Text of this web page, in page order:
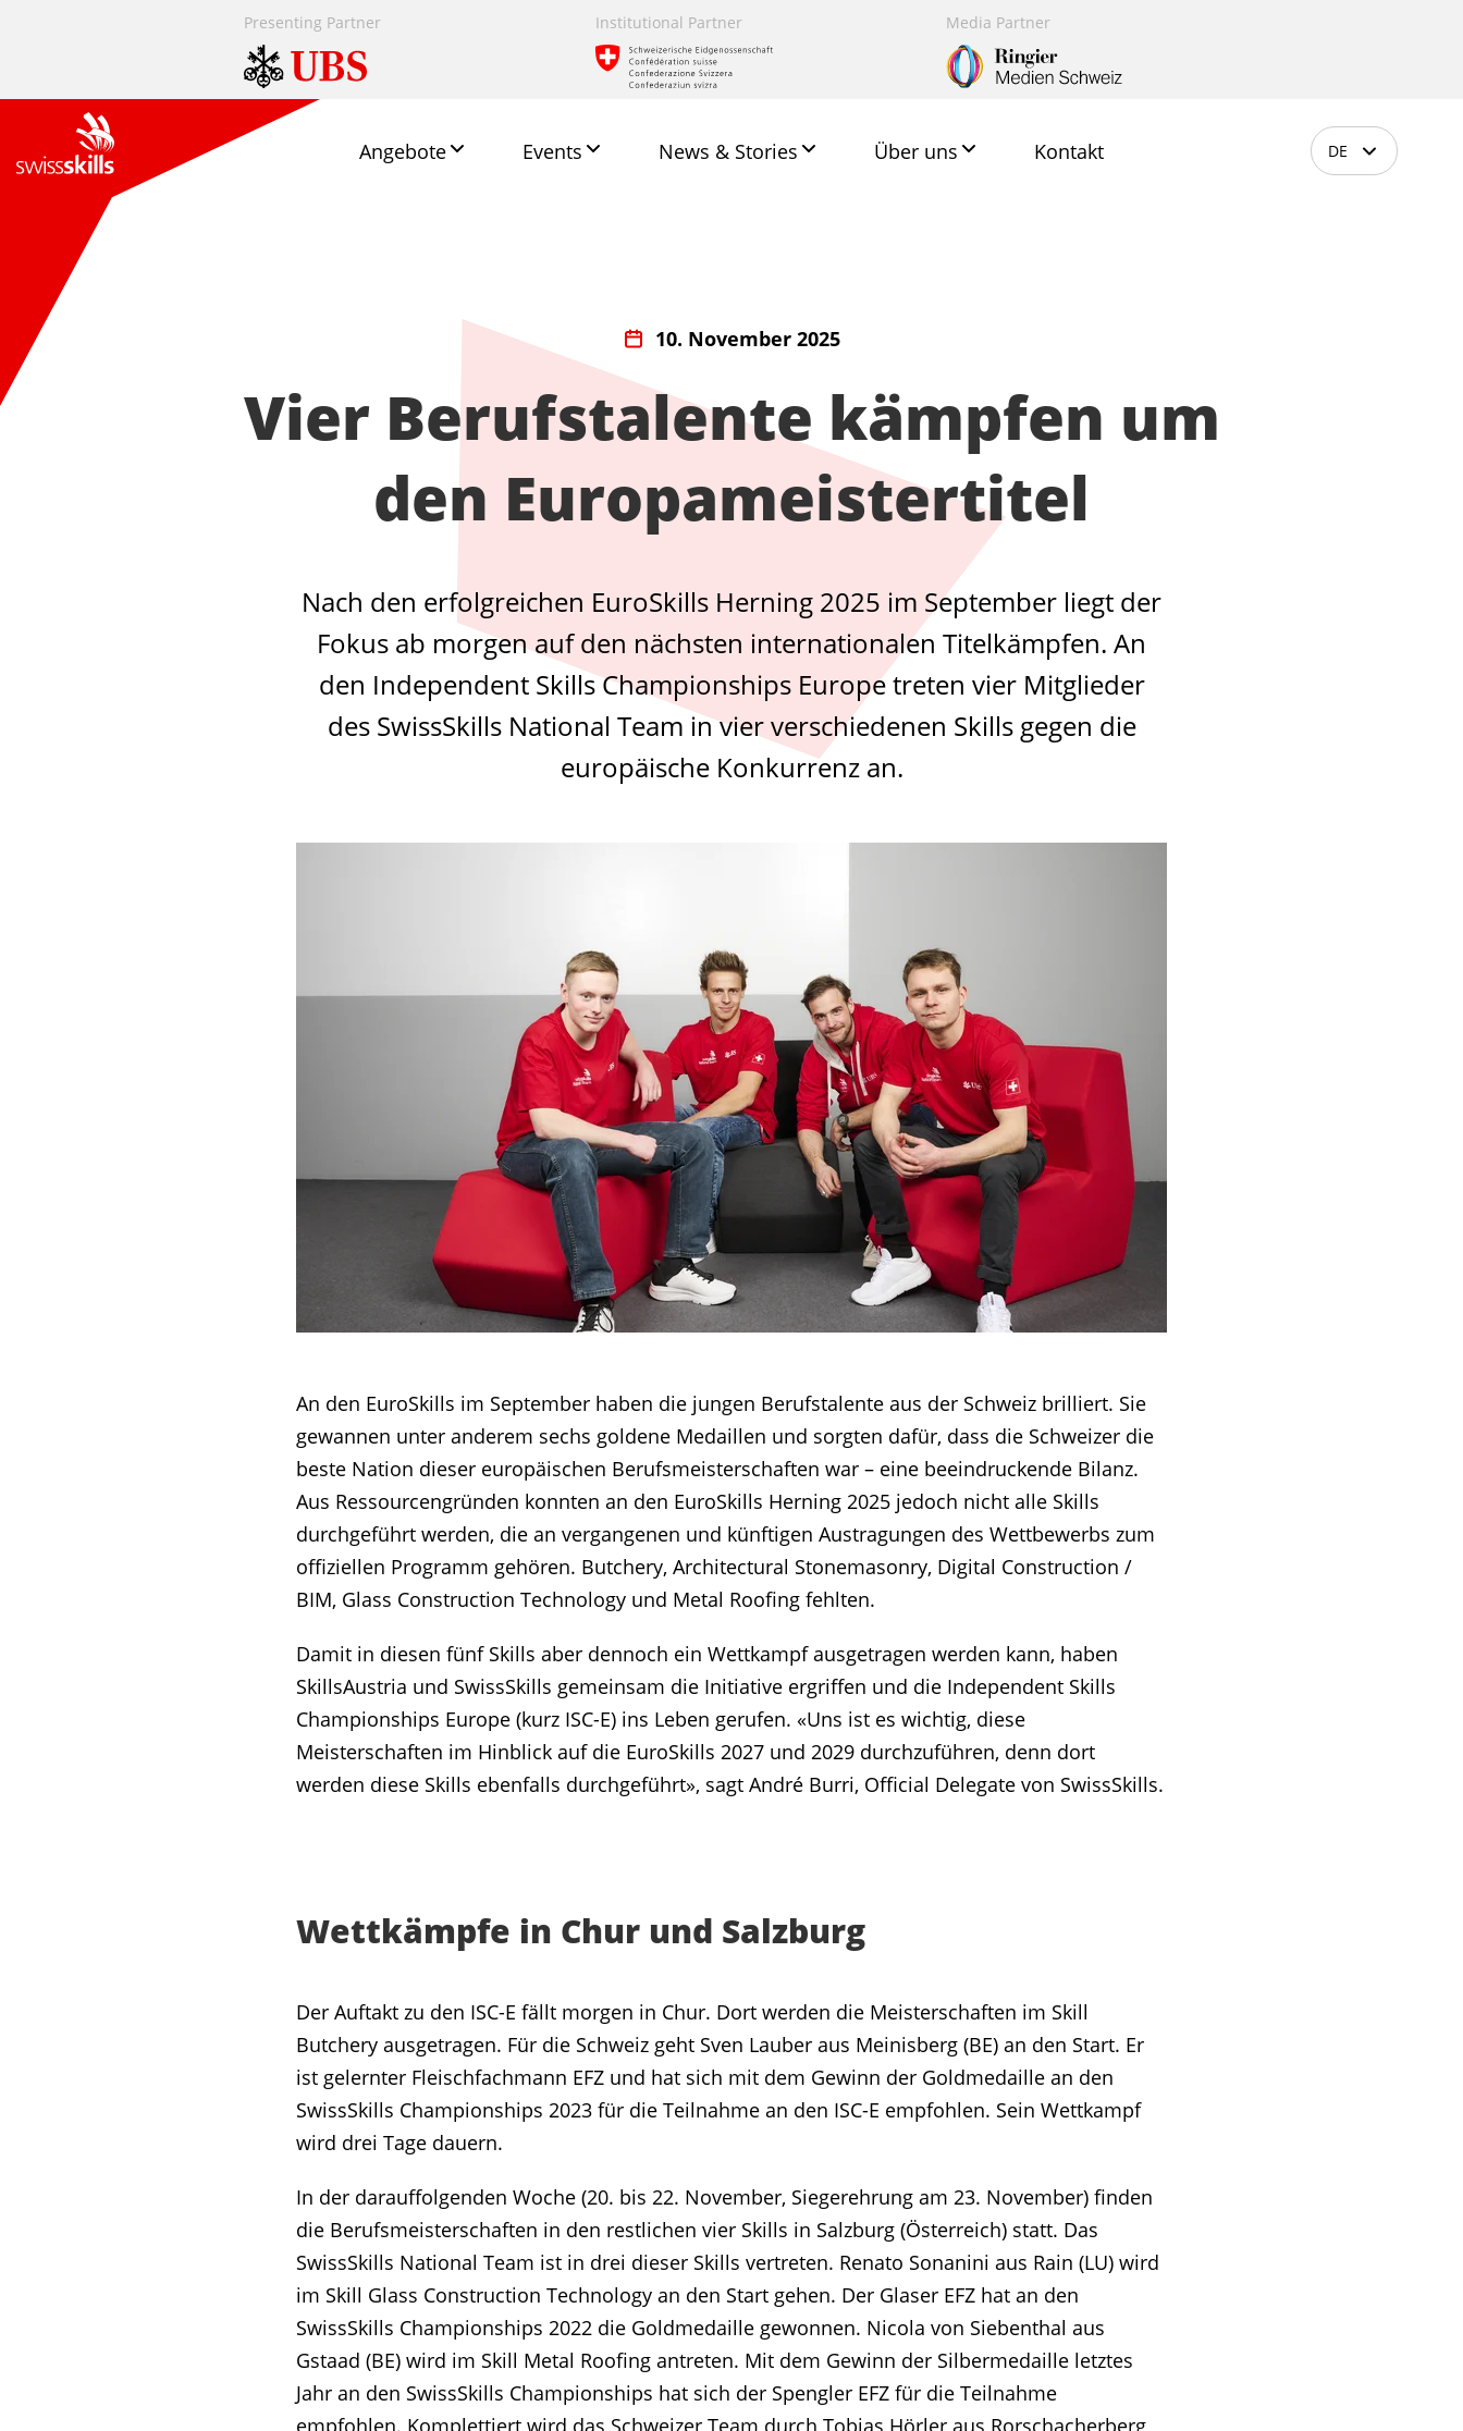
Presenting Partner Institutional Partner Media Partner
Angebote Events News & Stories Über uns Kontakt DE
10. November 2025
Vier Berufstalente kämpfen um
den Europameistertitel
Nach den erfolgreichen EuroSkills Herning 2025 im September liegt der
Fokus ab morgen auf den nächsten internationalen Titelkämpfen. An
den Independent Skills Championships Europe treten vier Mitglieder
des SwissSkills National Team in vier verschiedenen Skills gegen die
europäische Konkurrenz an.
An den EuroSkills im September haben die jungen Berufstalente aus der Schweiz brilliert. Sie
gewannen unter anderem sechs goldene Medaillen und sorgten dafür, dass die Schweizer die
beste Nation dieser europäischen Berufsmeisterschaften war – eine beeindruckende Bilanz.
Aus Ressourcengründen konnten an den EuroSkills Herning 2025 jedoch nicht alle Skills
durchgeführt werden, die an vergangenen und künftigen Austragungen des Wettbewerbs zum
offiziellen Programm gehören. Butchery, Architectural Stonemasonry, Digital Construction /
BIM, Glass Construction Technology und Metal Roofing fehlten.
Damit in diesen fünf Skills aber dennoch ein Wettkampf ausgetragen werden kann, haben
SkillsAustria und SwissSkills gemeinsam die Initiative ergriffen und die Independent Skills
Championships Europe (kurz ISC-E) ins Leben gerufen. «Uns ist es wichtig, diese
Meisterschaften im Hinblick auf die EuroSkills 2027 und 2029 durchzuführen, denn dort
werden diese Skills ebenfalls durchgeführt», sagt André Burri, Official Delegate von SwissSkills.
Wettkämpfe in Chur und Salzburg
Der Auftakt zu den ISC-E fällt morgen in Chur. Dort werden die Meisterschaften im Skill
Butchery ausgetragen. Für die Schweiz geht Sven Lauber aus Meinisberg (BE) an den Start. Er
ist gelernter Fleischfachmann EFZ und hat sich mit dem Gewinn der Goldmedaille an den
SwissSkills Championships 2023 für die Teilnahme an den ISC-E empfohlen. Sein Wettkampf
wird drei Tage dauern.
In der darauffolgenden Woche (20. bis 22. November, Siegerehrung am 23. November) finden
die Berufsmeisterschaften in den restlichen vier Skills in Salzburg (Österreich) statt. Das
SwissSkills National Team ist in drei dieser Skills vertreten. Renato Sonanini aus Rain (LU) wird
im Skill Glass Construction Technology an den Start gehen. Der Glaser EFZ hat an den
SwissSkills Championships 2022 die Goldmedaille gewonnen. Nicola von Siebenthal aus
Gstaad (BE) wird im Skill Metal Roofing antreten. Mit dem Gewinn der Silbermedaille letztes
Jahr an den SwissSkills Championships hat sich der Spengler EFZ für die Teilnahme
empfohlen. Komplettiert wird das Schweizer Team durch Tobias Hörler aus Rorschacherberg